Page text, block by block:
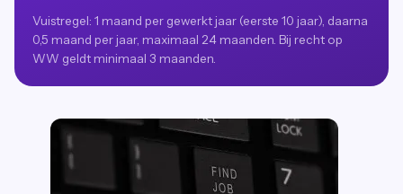
Vuistregel: 1 maand per gewerkt jaar (eerste 10 jaar), daarna
0,5 maand per jaar, maximaal 24 maanden. Bij recht op
WW geldt minimaal 3 maanden.